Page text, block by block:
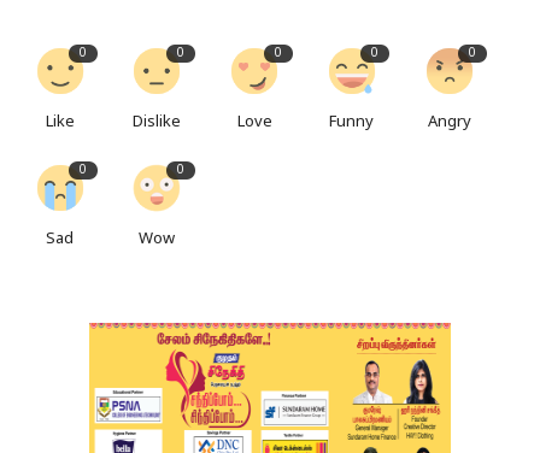
0
Like
0
Dislike
0
Love
0
Funny
0
Angry
0
Sad
0
Wow